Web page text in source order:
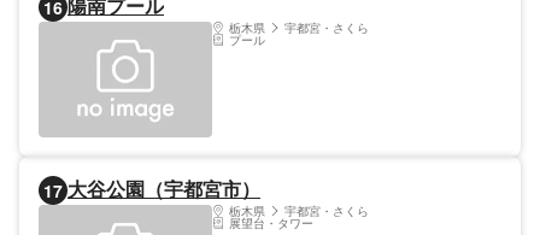
森」には多くの植物や木々が生い茂り、植物
観察や散策に適している。
16
栃木県 宇都宮・さくら
プール
17 大谷公園（宇都宮市）
栃木県 宇都宮・さくら
展望台・タワー